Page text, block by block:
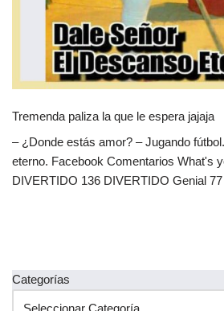
Tremenda paliza la que le espera jajaja
– ¿Donde estás amor? – Jugando
eterno. Facebook Comentarios What's
DIVERTIDO 136 DIVERTIDO Genial
Categorías